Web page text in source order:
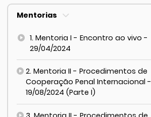
Mentorias
1. Mentoria I - Encontro ao vivo -
29/04/2024
2. Mentoria II - Procedimentos de
Cooperação Penal Internacional -
19/08/2024 (Parte I)